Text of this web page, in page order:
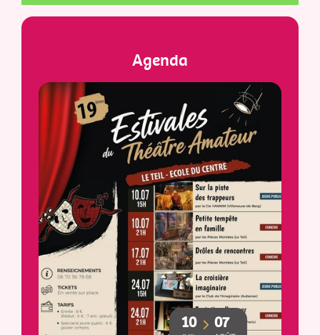
Agenda
10 07